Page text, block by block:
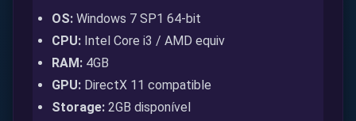
OS: Windows 7 SP1 64-bit
CPU: Intel Core i3 / AMD equiv
RAM: 4GB
GPU: DirectX 11 compatible
Storage: 2GB disponível